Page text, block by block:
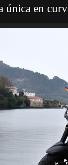
única en